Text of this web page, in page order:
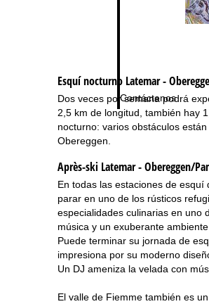
Contáctenos
Esquí nocturno Latemar -
Dos veces por semana podrá
2,5 km de longitud, también hay
nocturno: varios obstáculos
Obereggen.
Après-ski Latemar - Obereggen/
En todas las estaciones de
parar en uno de los rústicos
especialidades culinarias en uno
música y un exuberante ambiente
Puede terminar su jornada de
impresiona por su moderno
Un DJ ameniza la velada con
El valle de Fiemme también es